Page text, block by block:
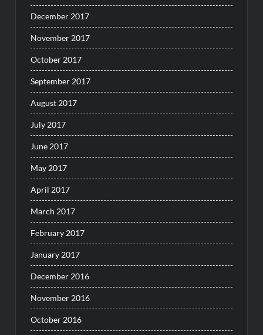
December 2017
November 2017
October 2017
September 2017
August 2017
July 2017
June 2017
May 2017
April 2017
March 2017
February 2017
January 2017
December 2016
November 2016
October 2016